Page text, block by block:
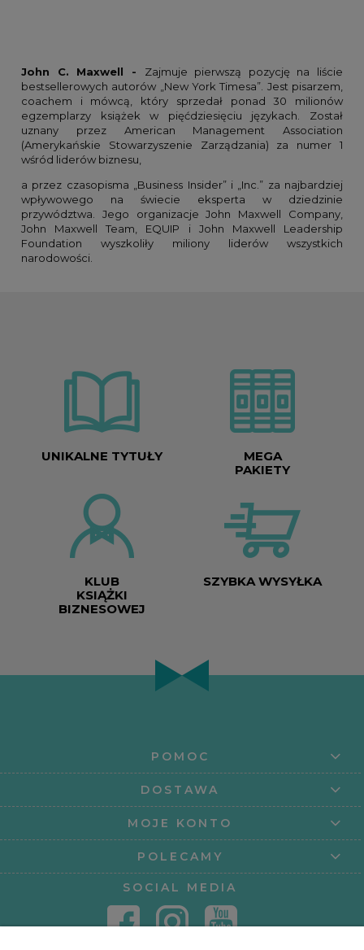
John C. Maxwell - Zajmuje pierwszą pozycję na liście
bestsellerowych autorów „New York Timesa”. Jest pisarzem,
coachem i mówcą, który sprzedał ponad 30 milionów
egzemplarzy książek w pięćdziesięciu językach. Został
uznany przez American Management Association
(Amerykańskie Stowarzyszenie Zarządzania) za numer 1
wśród liderów biznesu,
a przez czasopisma „Business Insider” i „Inc.” za najbardziej
wpływowego na świecie eksperta w dziedzinie
przywództwa. Jego organizacje John Maxwell Company,
John Maxwell Team, EQUIP i John Maxwell Leadership
Foundation wyszkoliły miliony liderów wszystkich
narodowości.
UNIKALNE TYTUŁY
MEGA
PAKIETY
KLUB
KSIĄŻKI
BIZNESOWEJ
SZYBKA WYSYŁKA
POMOC
DOSTAWA
MOJE KONTO
POLECAMY
SOCIAL MEDIA